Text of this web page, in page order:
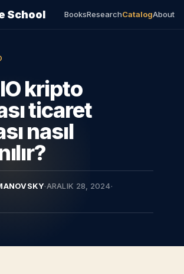
School BooksResearchCatalogAbout
kripto
ticaret
nasıl
·ARALIK 28, 2024·